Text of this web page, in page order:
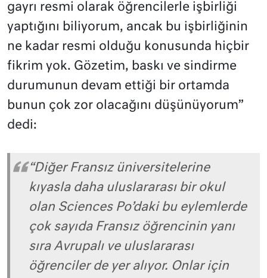
gayrı resmi olarak öğrencilerle işbirliği
yaptığını biliyorum, ancak bu işbirliğinin
ne kadar resmi olduğu konusunda hiçbir
fikrim yok. Gözetim, baskı ve sindirme
durumunun devam ettiği bir ortamda
bunun çok zor olacağını düşünüyorum”
dedi:
“Diğer Fransız üniversitelerine
kıyasla daha uluslararası bir okul
olan Sciences Po’daki bu eylemlerde
çok sayıda Fransız öğrencinin yanı
sıra Avrupalı ve uluslararası
öğrenciler de yer alıyor. Onlar için